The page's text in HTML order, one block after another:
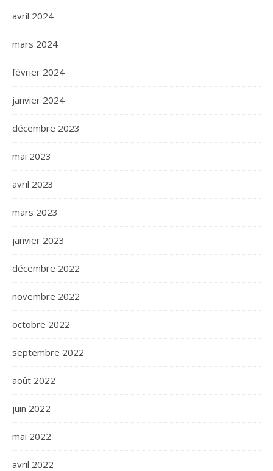
avril 2024
mars 2024
février 2024
janvier 2024
décembre 2023
mai 2023
avril 2023
mars 2023
janvier 2023
décembre 2022
novembre 2022
octobre 2022
septembre 2022
août 2022
juin 2022
mai 2022
avril 2022